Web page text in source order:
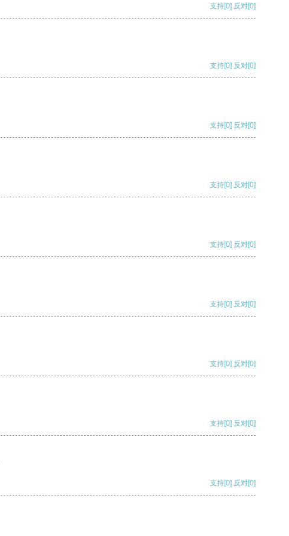
支持[0] 反对[0]
支持[0] 反对[0]
支持[0] 反对[0]
支持[0] 反对[0]
支持[0] 反对[0]
支持[0] 反对[0]
支持[0] 反对[0]
支持[0] 反对[0]
支持[0] 反对[0]